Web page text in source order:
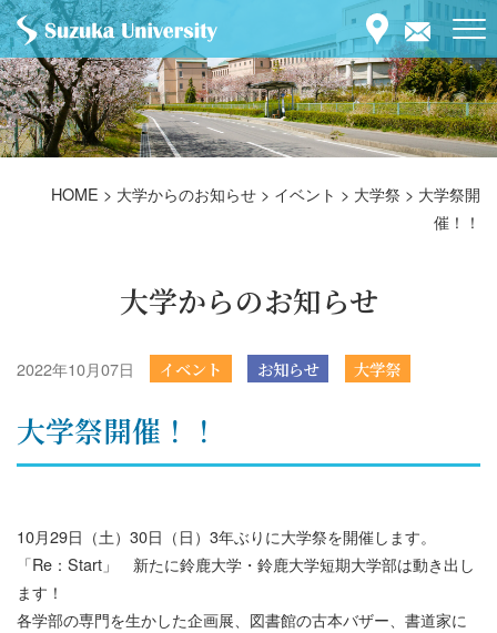
HOME > 大学からのお知らせ > イベント > 大学祭 > 大学祭開
催！！
大学からのお知らせ
2022年10月07日 イベント お知らせ 大学祭
大学祭開催！！
10月29日（土）30日（日）3年ぶりに大学祭を開催します。
「Re：Start」 新たに鈴鹿大学・鈴鹿大学短期大学部は動き出し
ます！
各学部の専門を生かした企画展、図書館の古本バザー、書道家に